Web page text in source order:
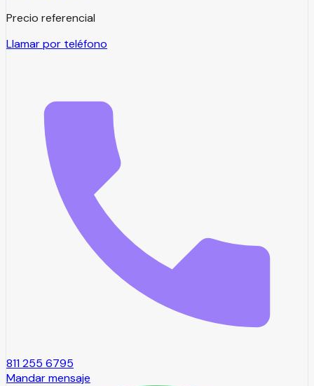
Precio referencial
Llamar por teléfono
811 255 6795
Mandar mensaje